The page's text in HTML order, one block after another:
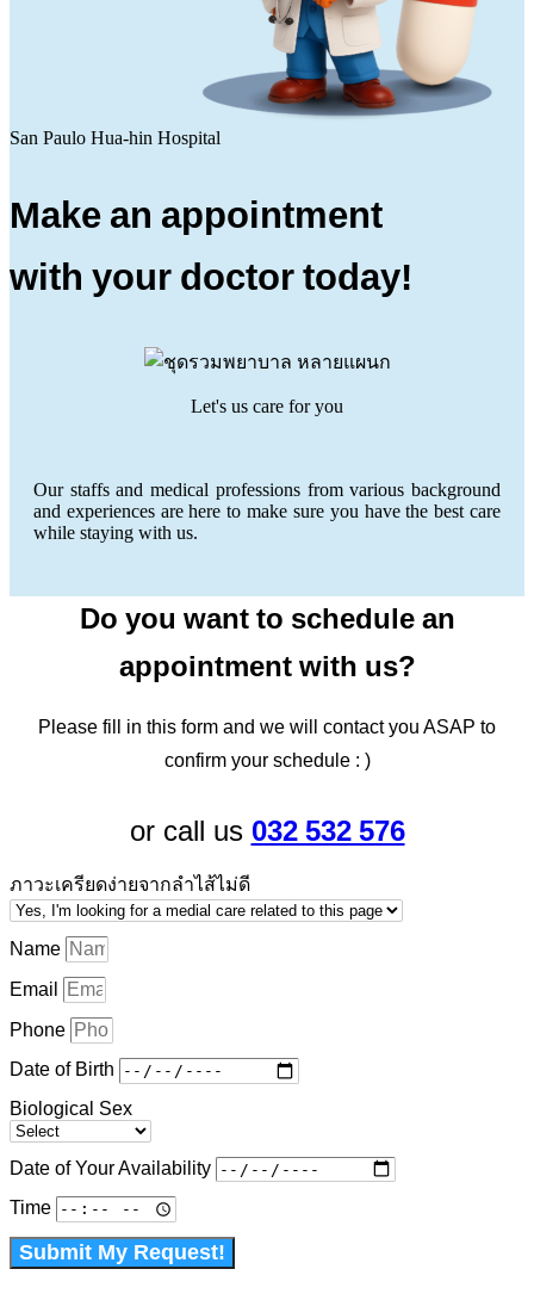
San Paulo Hua-hin Hospital
Make an appointment
with your doctor today!
Let's us care for you
Our staffs and medical professions from various background
and experiences are here to make sure you have the best care
while staying with us.
Do you want to schedule an
appointment with us?
Please fill in this form and we will contact you ASAP to
confirm your schedule : )
or call us 032 532 576
ภาวะเครียดง่ายจากลำไส้ไม่ดี
Name
Email
Phone
Date of Birth
Biological Sex
Date of Your Availability
Time
Submit My Request!